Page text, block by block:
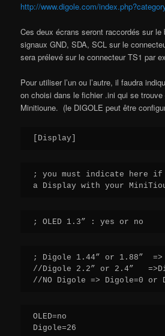
http://www.digole.com/
Ces deux écrans seront raccordés sur
signaux GND, SDA, SCL sur le
sera prélevé sur le connecteur TS1 par
Pour utiliser l’un ou l’autre, il faudra
on choisi dans le fichier .ini qui se
Minitioune. (le DIGOLE peut être
; you must indicate here if
; Digole 1.44” or 1.88”  =>
//Digole 2.2” or 2.4”
OLED=no